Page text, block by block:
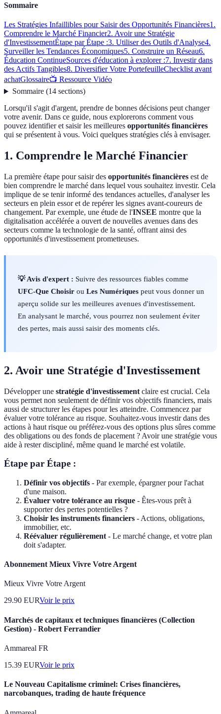
Sommaire
Les Stratégies Infaillibles pour Saisir des Opportunités Financières1.
Comprendre le Marché Financier2. Avoir une Stratégie
d'InvestissementÉtape par Étape :3. Utiliser des Outils d'Analyse4.
Surveiller les Tendances Économiques5. Construire un Réseau6.
Éducation ContinueSources d'éducation à explorer :7. Investir dans
des Actifs Tangibles8. Diversifier Votre PortefeuilleChecklist avant
achatGlossaire📺 Ressource Vidéo
Sommaire(14 sections)
Lorsqu'il s'agit d'argent, prendre de bonnes décisions peut changer
votre avenir. Dans ce guide, nous explorerons comment vous
pouvez identifier et saisir les meilleures opportunités financières
qui se présentent à vous. Voici quelques stratégies clés à envisager.
1. Comprendre le Marché Financier
La première étape pour saisir des opportunités financières est de
bien comprendre le marché dans lequel vous souhaitez investir. Cela
implique de se tenir informé des tendances actuelles, d'analyser les
secteurs en plein essor et de repérer les signes avant-coureurs de
changement. Par exemple, une étude de l'INSEE montre que la
digitalisation accélérée a ouvert de nouvelles avenues dans des
secteurs comme la technologie de la santé, offrant ainsi des
opportunités d'investissement prometteuses.
💡 Avis d'expert : Suivre des ressources fiables comme
UFC-Que Choisir ou Les Numériques peut vous donner un
aperçu solide sur les meilleures avenues d'investissement.
En analysant le marché, vous pourrez non seulement éviter
des pertes, mais aussi saisir des moments clés.
2. Avoir une Stratégie d'Investissement
Développer une stratégie d'investissement claire est crucial. Cela
vous permet non seulement de définir vos objectifs financiers, mais
aussi de structurer les étapes pour les atteindre. Commencez par
évaluer votre tolérance au risque. Souhaitez-vous investir dans des
actions à haut risque ou préférez-vous des options plus sûres comme
des obligations ou des fonds de placement ? Avoir une stratégie vous
aide à rester discipliné, même quand le marché est volatile.
Étape par Étape :
Définir vos objectifs - Par exemple, épargner pour l'achat
d'une maison.
Évaluer votre tolérance au risque - Êtes-vous prêt à
supporter des pertes potentielles ?
Choisir les instruments financiers - Actions, obligations,
immobilier, etc.
Réévaluer régulièrement - Le marché change, et votre plan
doit s'adapter.
Abonnement Mieux Vivre Votre Argent
Mieux Vivre Votre Argent
29.90 EURVoir le prix
Marchés de capitaux et techniques financières (Collection
Gestion) - Robert Ferrandier
Ammareal FR
15.39 EURVoir le prix
Le Nouveau Capitalisme criminel: Crises financières,
narcobanques, trading de haute fréquence